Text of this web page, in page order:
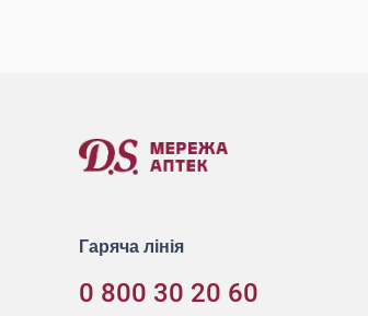
Гаряча лінія
0 800 30 20 60